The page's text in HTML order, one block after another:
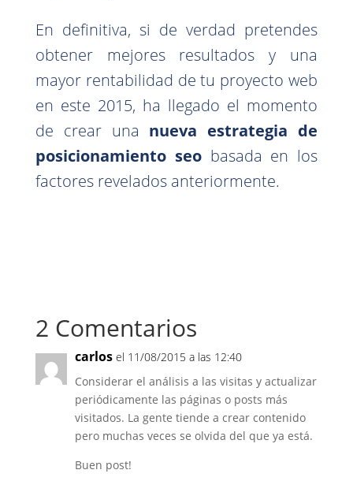
En definitiva, si de verdad pretendes
obtener mejores resultados y una
mayor rentabilidad de tu proyecto web
en este 2015, ha llegado el momento
de crear una nueva estrategia de
posicionamiento seo basada en los
factores revelados anteriormente.
2 Comentarios
carlos el 11/08/2015 a las 12:40
Considerar el análisis a las visitas y actualizar
periódicamente las páginas o posts más
visitados. La gente tiende a crear contenido
pero muchas veces se olvida del que ya está.
Buen post!